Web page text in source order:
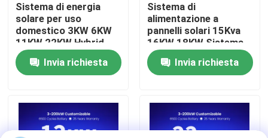
Contattaci
Notizie
Chiedi un preventivo
Sistema di energia
solare per uso
domestico 3KW 6KW
11KW 22KW Hybrid
Off-Grid Solar Panel
Farms LifePo4 Battery
Off-Grid Solar Panel
Invia richiesta
Sistema di
alimentazione a
pannelli solari 15Kva
16KW 18KW Sistema
di energia solare
fotovoltaica ibrida
completa per la casa
Invia richiesta